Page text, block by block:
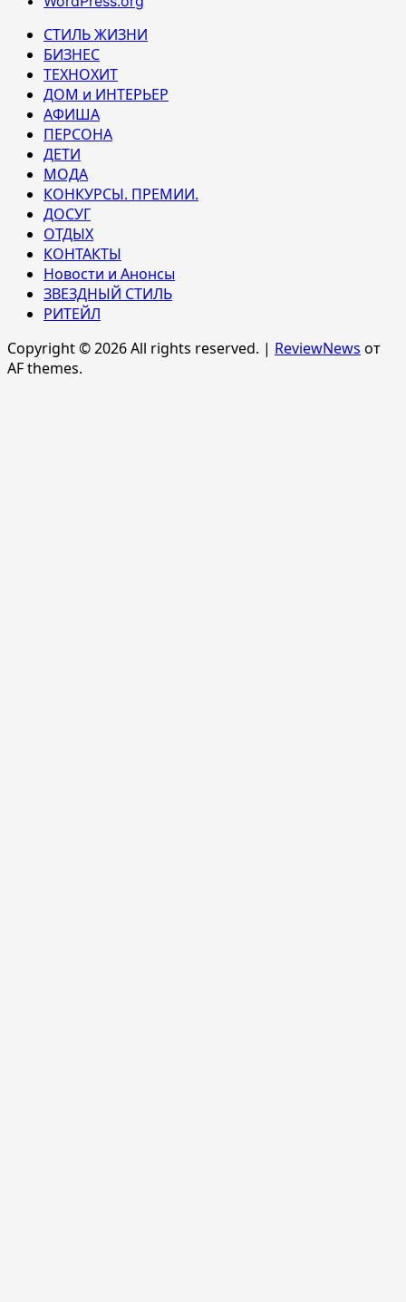
СТИЛЬ ЖИЗНИ
БИЗНЕС
ТЕХНОХИТ
ДОМ и ИНТЕРЬЕР
АФИША
ПЕРСОНА
ДЕТИ
МОДА
КОНКУРСЫ. ПРЕМИИ.
ДОСУГ
ОТДЫХ
КОНТАКТЫ
Новости и Анонсы
ЗВЕЗДНЫЙ СТИЛЬ
РИТЕЙЛ
Copyright © 2026 All rights reserved. | ReviewNews от
AF themes.